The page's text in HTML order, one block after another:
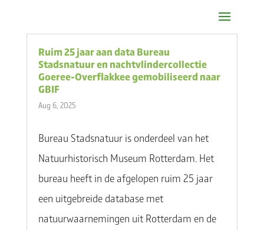
Ruim 25 jaar aan data Bureau
Stadsnatuur en nachtvlindercollectie
Goeree-Overflakkee gemobiliseerd naar
GBIF
Aug 6, 2025
Bureau Stadsnatuur is onderdeel van het
Natuurhistorisch Museum Rotterdam. Het
bureau heeft in de afgelopen ruim 25 jaar
een uitgebreide database met
natuurwaarnemingen uit Rotterdam en de